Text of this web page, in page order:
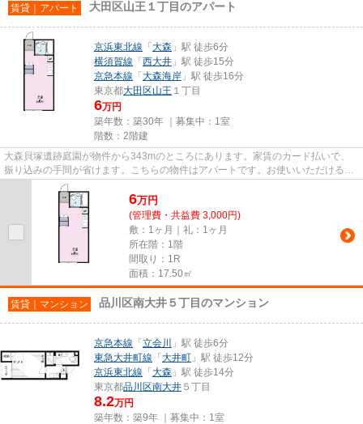
賃貸｜アパート 大田区山王１丁目のアパート
京浜東北線 「 大森 」駅 徒歩6分
横須賀線 「 西大井 」駅 徒歩15分
京急本線 「 大森海岸 」駅 徒歩16分
東京都大田区山王 １丁目
6万円
築年数：築30年 ｜募集中： 1室
階数：2階建
大森貝塚遺跡庭園が物件から343mのところにあります。家賃のカード払いで、
振り込みの手間が省けます。こちらの物件はアパートです。お使いいただける駅
は2駅あり、行き先に応じて使い...
6万円
(管理費・共益費 3,000円)
敷：1ヶ月｜礼：1ヶ月
所在階：1階
間取り：1R
面積：17.50㎡
賃貸｜マンション 品川区南大井５丁目のマンション
京急本線 「 立会川
」駅 徒歩6分
東急大井町線 「 大井町 」駅 徒歩12分
京浜東北線 「 大森 」駅 徒歩14分
東京都品川区南大井 ５丁目
8.2万円
築年数：築9年 ｜募集中： 1室